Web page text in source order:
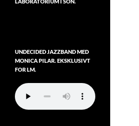
UNDECIDED JAZZBAND MED
MONICA PILAR. EKSKLUSIVT
FOR LM.